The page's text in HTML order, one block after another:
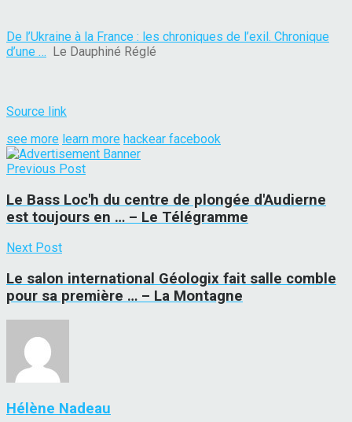
De l’Ukraine à la France : les chroniques de l’exil. Chronique
d’une … Le Dauphiné Réglé
Source link
see more learn more hackear facebook
Previous Post
Le Bass Loc'h du centre de plongée d'Audierne
est toujours en … – Le Télégramme
Next Post
Le salon international Géologix fait salle comble
pour sa première … – La Montagne
Hélène Nadeau